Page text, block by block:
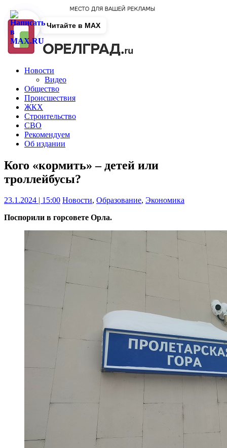
Новости
Видео
Общество
Происшествия
ЖКХ
Строительство
СВО
Рекомендуем
Об издании
Кого «кормить» – детей или
троллейбусы?
23.1.2024 | 15:00 Новости, Образование, Экономика
Поспорили в горсовете Орла.
Читайте в MAX